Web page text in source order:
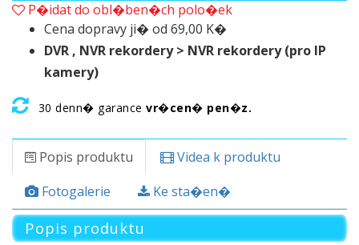
P�idat do obl�ben�ch polo�ek
Cena dopravy ji� od 69,00 K�
DVR , NVR rekordery > NVR rekordery (pro IP
kamery)
30 denn� garance vr�cen� pen�z.
Popis produktu
Videa k produktu
Fotogalerie
Ke sta�en�
Popis produktu